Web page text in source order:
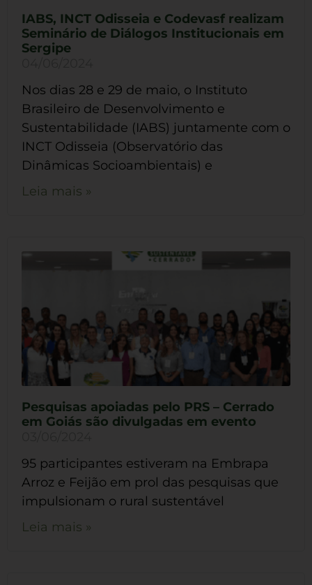
IABS, INCT Odisseia e Codevasf realizam
Seminário de Diálogos Institucionais em
Sergipe
Nos dias 28 e 29 de maio, o Instituto
Brasileiro de Desenvolvimento e
Sustentabilidade (IABS) juntamente com o
INCT Odisseia (Observatório das
Dinâmicas Socioambientais) e
Leia mais »
Pesquisas apoiadas pelo PRS – Cerrado
em Goiás são divulgadas em evento
95 participantes estiveram na Embrapa
Arroz e Feijão em prol das pesquisas que
impulsionam o rural sustentável
Leia mais »